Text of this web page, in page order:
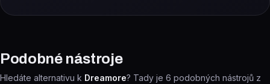
Podobné nástroje
Hledáte alternativu k Dreamore? Tady je 6 podobných nástrojů z